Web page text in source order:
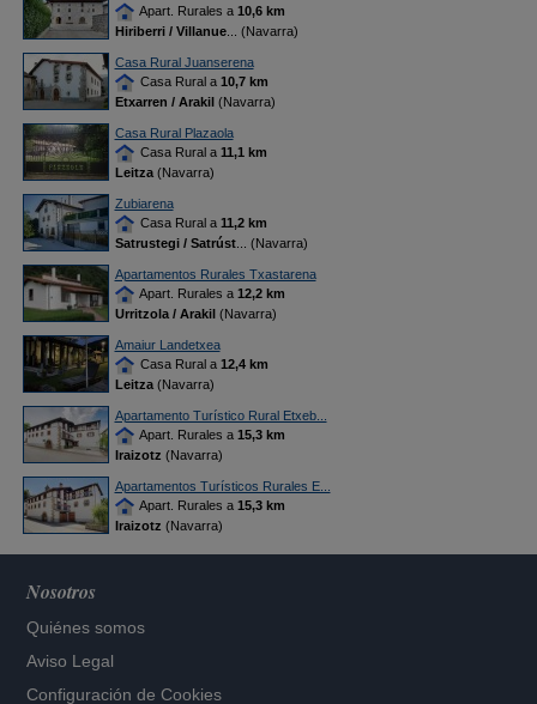
Apart. Rurales a 10,6 km
Hiriberri / Villanue... (Navarra)
Casa Rural Juanserena
Casa Rural a 10,7 km
Etxarren / Arakil(Navarra)
Casa Rural Plazaola
Casa Rural a 11,1 km
Leitza(Navarra)
Zubiarena
Casa Rural a 11,2 km
Satrustegi / Satrúst... (Navarra)
Apartamentos Rurales Txastarena
Apart. Rurales a 12,2 km
Urritzola / Arakil(Navarra)
Amaiur Landetxea
Casa Rural a 12,4 km
Leitza(Navarra)
Apartamento Turístico Rural Etxeb...
Apart. Rurales a 15,3 km
Iraizotz (Navarra)
Apartamentos Turísticos Rurales E...
Apart. Rurales a 15,3 km
Iraizotz (Navarra)
Nosotros
Quiénes somos
Aviso Legal
Configuración de Cookies